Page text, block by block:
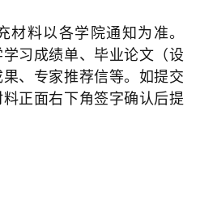
材料以各学院通知为准。
学习成绩单、毕业论文（设
、专家推荐信等。如提交
正面右下角签字确认后提